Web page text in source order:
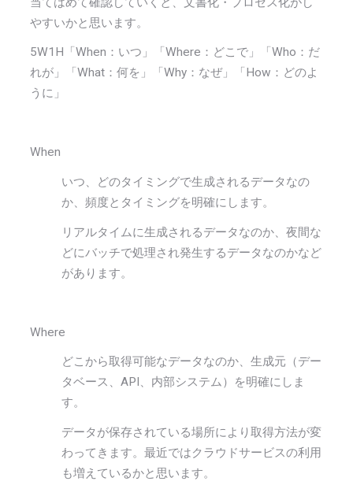
やすいかと思います。
5W1H「When：いつ」「Where：どこで」「Who：だ
れが」「What：何を」「Why：なぜ」「How：どのよ
うに」
When
いつ、どのタイミングで生成されるデータなの
か、頻度とタイミングを明確にします。
リアルタイムに生成されるデータなのか、夜間な
どにバッチで処理され発生するデータなのかなど
があります。
Where
どこから取得可能なデータなのか、生成元（デー
タベース、API、内部システム）を明確にしま
す。
データが保存されている場所により取得方法が変
わってきます。最近ではクラウドサービスの利用
も増えているかと思います。